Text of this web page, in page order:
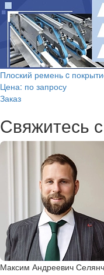
Плоский ремень c
Цена: по запросу
Заказ
Свяжитесь
Максим Андреевич